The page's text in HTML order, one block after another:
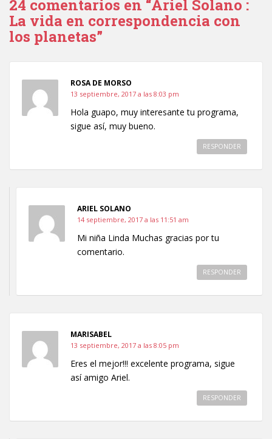
24 comentarios en “Ariel Solano :
La vida en correspondencia con
los planetas”
ROSA DE MORSO
13 septiembre, 2017 a las 8:03 pm
Hola guapo, muy interesante tu programa,
sigue así, muy bueno.
RESPONDER
ARIEL SOLANO
14 septiembre, 2017 a las 11:51 am
Mi niña Linda Muchas gracias por tu
comentario.
RESPONDER
MARISABEL
13 septiembre, 2017 a las 8:05 pm
Eres el mejor!!! excelente programa, sigue
así amigo Ariel.
RESPONDER